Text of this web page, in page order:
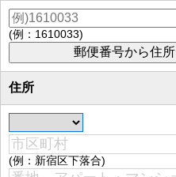
(例：1610033)
住所
(例：新宿区下落合)